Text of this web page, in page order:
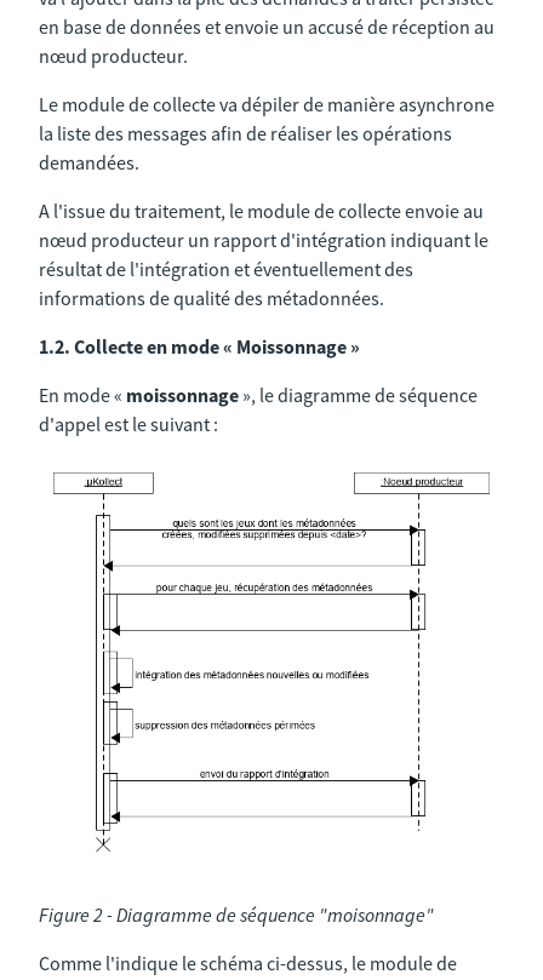
en base de données et envoie un accusé de réception au
nœud producteur.
Le module de collecte va dépiler de manière asynchrone
la liste des messages afin de réaliser les opérations
demandées.
A l'issue du traitement, le module de collecte envoie au
nœud producteur un rapport d'intégration indiquant le
résultat de l'intégration et éventuellement des
informations de qualité des métadonnées.
1.2. Collecte en mode « Moissonnage »
En mode « moissonnage », le diagramme de séquence
d'appel est le suivant :
Figure 2 - Diagramme de séquence "moisonnage"
Comme l'indique le schéma ci-dessus, le module de